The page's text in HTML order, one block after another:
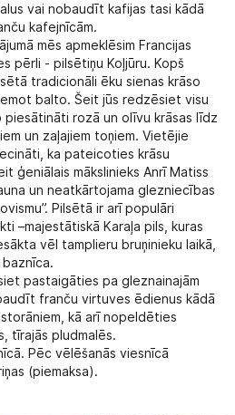
vai nobaudīt kafijas tasi kādā
kafejnīcām.
mēs apmeklēsim Francijas
pērli - pilsētiņuKoļjūru. Kopš
tradicionāli ēku sienas krāso
balto. Šeit jūs redzēsiet visu
piesātināti rozā un olīvu krāsas līdz
un zaļajiem toņiem. Vietējie
ka pateicoties krāsu
ģeniālais mākslinieks Anrī Matiss
un neatkārtojama glezniecības
Pilsētā ir arī populāri
–majestātiskā Karaļa pils, kuras
vēl tamplieru bruņinieku laikā,
baznīca.
pastaigāties pa gleznainajām
franču virtuves ēdienus kādā
kā arī nopeldēties
tīrajās pludmalēs.
Pēc vēlēšanās viesnīcā
(piemaksa).